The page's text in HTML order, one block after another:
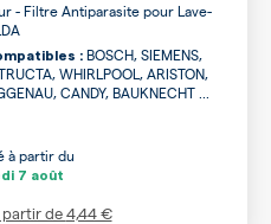
- Filtre Antiparasite pour Lave-
: BOSCH, SIEMENS,
WHIRLPOOL, ARISTON,
CANDY, BAUKNECHT ...
à partir du
7 août
partir de4,44 €